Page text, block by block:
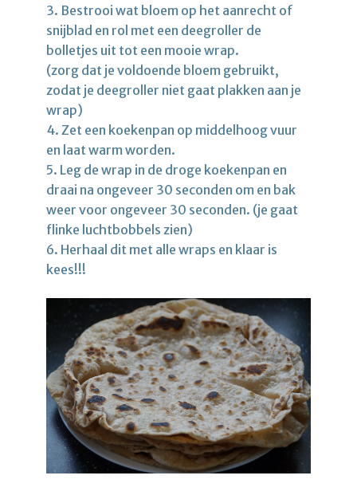
3. Bestrooi wat bloem op het aanrecht of
snijblad en rol met een deegroller de
bolletjes uit tot een mooie wrap.
(zorg dat je voldoende bloem gebruikt,
zodat je deegroller niet gaat plakken aan je
wrap)
4. Zet een koekenpan op middelhoog vuur
en laat warm worden.
5. Leg de wrap in de droge koekenpan en
draai na ongeveer 30 seconden om en bak
weer voor ongeveer 30 seconden. (je gaat
flinke luchtbobbels zien)
6. Herhaal dit met alle wraps en klaar is
kees!!!